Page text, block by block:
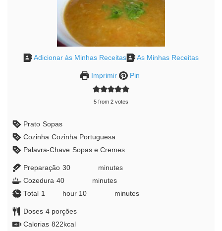
Adicionar às Minhas Receitas As Minhas Receitas
Imprimir Pin
5 from 2 votes
Prato Sopas
Cozinha Cozinha Portuguesa
Palavra-Chave Sopas e Cremes
Preparação 30minutes
minutes
Cozedura 40minutes
minutes
Total 1hour hour 10minutes minutes
Doses 4 porções
Calorias 822 kcal